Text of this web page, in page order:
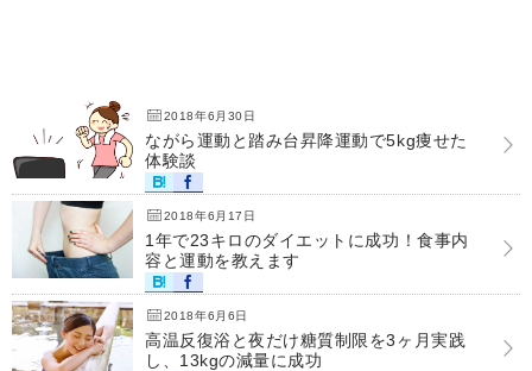
2018年6月30日
ながら運動と踏み台昇降運動で5kg痩せた
体験談
2018年6月17日
1年で23キロのダイエットに成功！食事内
容と運動を教えます
2018年6月6日
高温反復浴と夜だけ糖質制限を3ヶ月実践
し、13kgの減量に成功